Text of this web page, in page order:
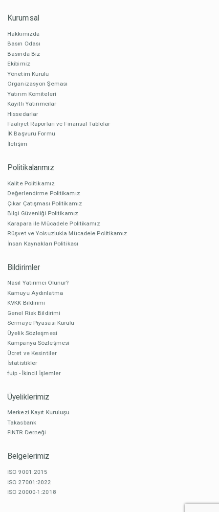
Kurumsal
Hakkımızda
Basın Odası
Basında Biz
Ekibimiz
Yönetim Kurulu
Organizasyon Şeması
Yatırım Komiteleri
Kayıtlı Yatırımcılar
Hissedarlar
Faaliyet Raporları ve Finansal Tablolar
İK Başvuru Formu
İletişim
Politikalarımız
Kalite Politikamız
Değerlendirme Politikamız
Çıkar Çatışması Politikamız
Bilgi Güvenliği Politikamız
Karapara ile Mücadele Politikamız
Rüşvet ve Yolsuzlukla Mücadele Politikamız
İnsan Kaynakları Politikası
Bildirimler
Nasıl Yatırımcı Olunur?
Kamuyu Aydınlatma
KVKK Bildirimi
Genel Risk Bildirimi
Sermaye Piyasası Kurulu
Üyelik Sözleşmesi
Kampanya Sözleşmesi
Ücret ve Kesintiler
İstatistikler
fuip - İkincil İşlemler
Üyeliklerimiz
Merkezi Kayıt Kuruluşu
Takasbank
FINTR Derneği
Belgelerimiz
ISO 9001:2015
ISO 27001:2022
ISO 20000-1:2018